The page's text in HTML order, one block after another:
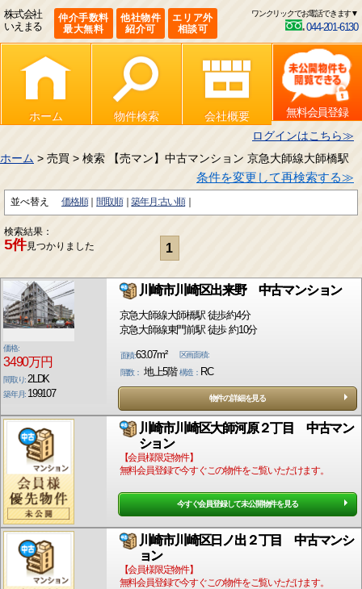
株式会社
いえまる
仲介手数料
最大無料
他社物件
紹介可
エリア外
相談可
ワンクリックでお電話できます▼
044-201-6130
ホーム 物件検索 会社概要
無料会員登録
ログインはこちら≫
ホーム > 売買 > 検索 【売マン】中古マンション 京急大師線大師橋駅
条件を変更して再検索する≫
並べ替え 価格順 間取順 築年月:古い順
検索結果：
5件見つかりました 1
価格:
3490万円
間取り:2LDK
築年月: 199107
川崎市川崎区出来野 中古マンション
京急大師線大師橋駅 徒歩約4分
京急大師線東門前駅 徒歩 約10分
面積:63.07m²
区画面積:
階数： 地上5階 構造： RC
物件の詳細を見る
川崎市川崎区大師河原２丁目 中古マン
ション
【会員様限定物件】
無料会員登録で今すぐこの物件をご覧いただけます。
今すぐ会員登録して未公開物件を見る
川崎市川崎区日ノ出２丁目 中古マンシ
ョン
【会員様限定物件】
無料会員登録で今すぐこの物件をご覧いただけます。